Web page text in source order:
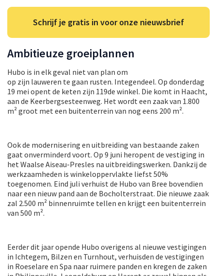
Schrijf je gratis in voor onze nieuwsbrief
Ambitieuze groeiplannen
Hubo is in elk geval niet van plan om
op zijn lauweren te gaan rusten. Integendeel. Op donderdag
19 mei opent de keten zijn 119de winkel. Die komt in Haacht,
aan de Keerbergsesteenweg. Het wordt een zaak van 1.800
m² groot met een buitenterrein van nog eens 200 m².
Ook de modernisering en uitbreiding van bestaande zaken
gaat onverminderd voort. Op 9 juni heropent de vestiging in
het Waalse Aiseau-Presles na uitbreidingswerken. Dankzij de
werkzaamheden is winkeloppervlakte liefst 50%
toegenomen. Eind juli verhuist de Hubo van Bree bovendien
naar een nieuw pand aan de Bocholterstraat. Die nieuwe zaak
zal 2.500 m² binnenruimte tellen en krijgt een buitenterrein
van 500 m².
Eerder dit jaar opende Hubo overigens al nieuwe vestigingen
in Ichtegem, Bilzen en Turnhout, verhuisden de vestigingen
in Roeselare en Spa naar ruimere panden en kregen de zaken